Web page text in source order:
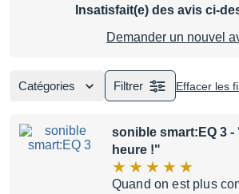
Insatisfait(e) des avis ci-
Demander un nouvel
Catégories Filtrer Effacer les
sonible smart:EQ 3 -
heure !"
Quand on est plus